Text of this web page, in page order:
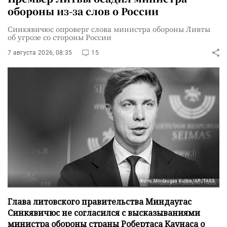
обороны из-за слов о России
Синкявичюс опроверг слова министра обороны Ливты
об угрозе со стороны России
7 августа 2026, 08:35 15
Фото: Mindaugas Kulbis/AP/TASS
Глава литовского правительства Миндаугас
Синкявичюс не согласился с высказываниями
министра обороны страны Робертаса Каунаса о